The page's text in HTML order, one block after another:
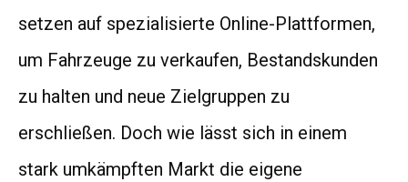
setzen auf spezialisierte Online-Plattformen,
um Fahrzeuge zu verkaufen, Bestandskunden
zu halten und neue Zielgruppen zu
erschließen. Doch wie lässt sich in einem
stark umkämpften Markt die eigene